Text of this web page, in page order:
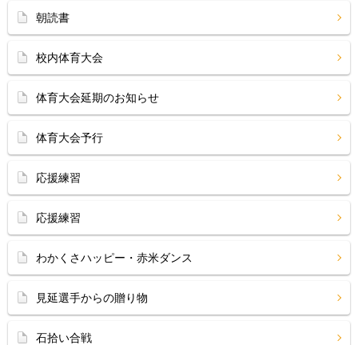
朝読書
校内体育大会
体育大会延期のお知らせ
体育大会予行
応援練習
応援練習
わかくさハッピー・赤米ダンス
見延選手からの贈り物
石拾い合戦